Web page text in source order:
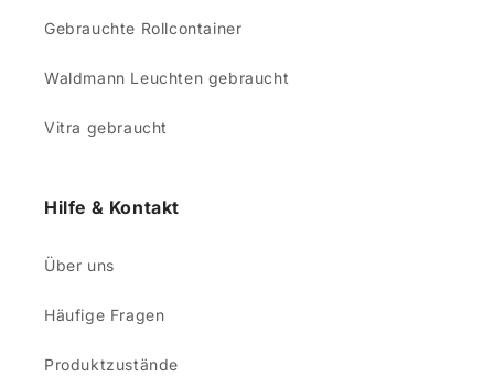
Gebrauchte Rollcontainer
Waldmann Leuchten gebraucht
Vitra gebraucht
Hilfe & Kontakt
Über uns
Häufige Fragen
Produktzustände